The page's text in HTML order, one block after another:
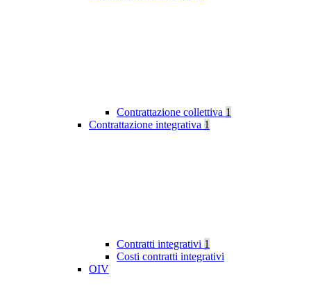
Contrattazione collettiva 1
Contrattazione integrativa 1
Contratti integrativi 1
Costi contratti integrativi
OIV